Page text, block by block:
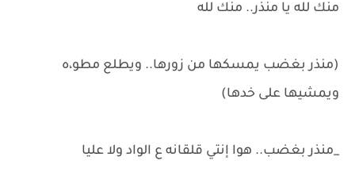
منك لله يا منذر.. منك لله
(منذر بغضب يمسكها من زورها.. ويطلع مطو،ه
ويمشيها على خدها)
_منذر بغضب.. هوا إنتي قلقانه ع الواد ولا عليا